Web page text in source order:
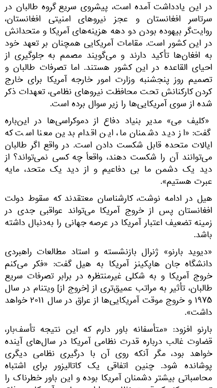
در این یادداشت آمده است، پیشروی سریع گروه طالبان در
سرتاسر افغانستان و عجز نیروهای امنیتی افغانستان،
روایت‌گر بیهوده بودن دو دهه هزینه‌های آمریکا و متحدانش
در این کشور است. مقامات آمریکایی همچنان بر تعهد خود
به افغان‌ها تأکید دارند و می‌گویند مصمم به جلوگیری از
احیای القاعده در این کشور هستند. اما تصرفات طالبان و
تصمیم روز پنجشنبه وزارت امور خارجه آمریکا برای خارج
کردن کارکنانش تحت محافظت نیروهای نظامی، تعهدات ذکر
شده از سوی آمریکایی‌ها را زیر سوال برده است.
«کلیف مِی» مدیر بنیاد دفاع از دموکراسی‌ها در این‌باره
گفت: «از دید دشمنان ما، این اقدام بدین معنا است که
ایالات متحده قابل شکست دادن است. در واقع اگر طالبان
می‌توانند آن را شکست دهند، واقعاً چه کسی نمی‌تواند؟ از
دید یک دشمن ما بی دفاعیم و از دید یک متحد، مایه
عبرت هستیم».
هیل در ادامه نوشت، کارشناسان معتقدند که سقوط دولت
افغانستان پس از خروج آمریکا می‌تواند عواقبی جدی در
زمینه تضعیف اعتبار آمریکا در عرصه جهانی را به‌دنبال داشته
باشد.
«دیوید بارنو» ژنرال بازنشسته و استاد مطالعات راهبردی
دانشگاه جان هاپکینز آمریکا به هیل گفت: «فکر می‌کنم
خروج آمریکا و به شکلی غیرمنتظره در برابر تصرفات سریع
طالبان، تأثیر به مراتب عمیق‌تری از [خروج از] ویتنام در سال
۱۹۷۵ و خروج موقت آمریکایی‌ها از عراق در سال ۲۰۱۱ خواهد
داشت».
بارنو افزود: «متأسفانه باور دارم که این نتیجه تأسف‌بار،
قضاوت غالب درباره قدرت نظامی آمریکا در سال‌های آینده
خواهد بود، مگر آنکه روی آن با درگیری نظامی دیگری
پوشانده شود. چنین اتفاقی یک کاتالیزور برای اشتباه
محاسباتی بیشتر دشمنان آمریکا بوده و این باور خطرناک را